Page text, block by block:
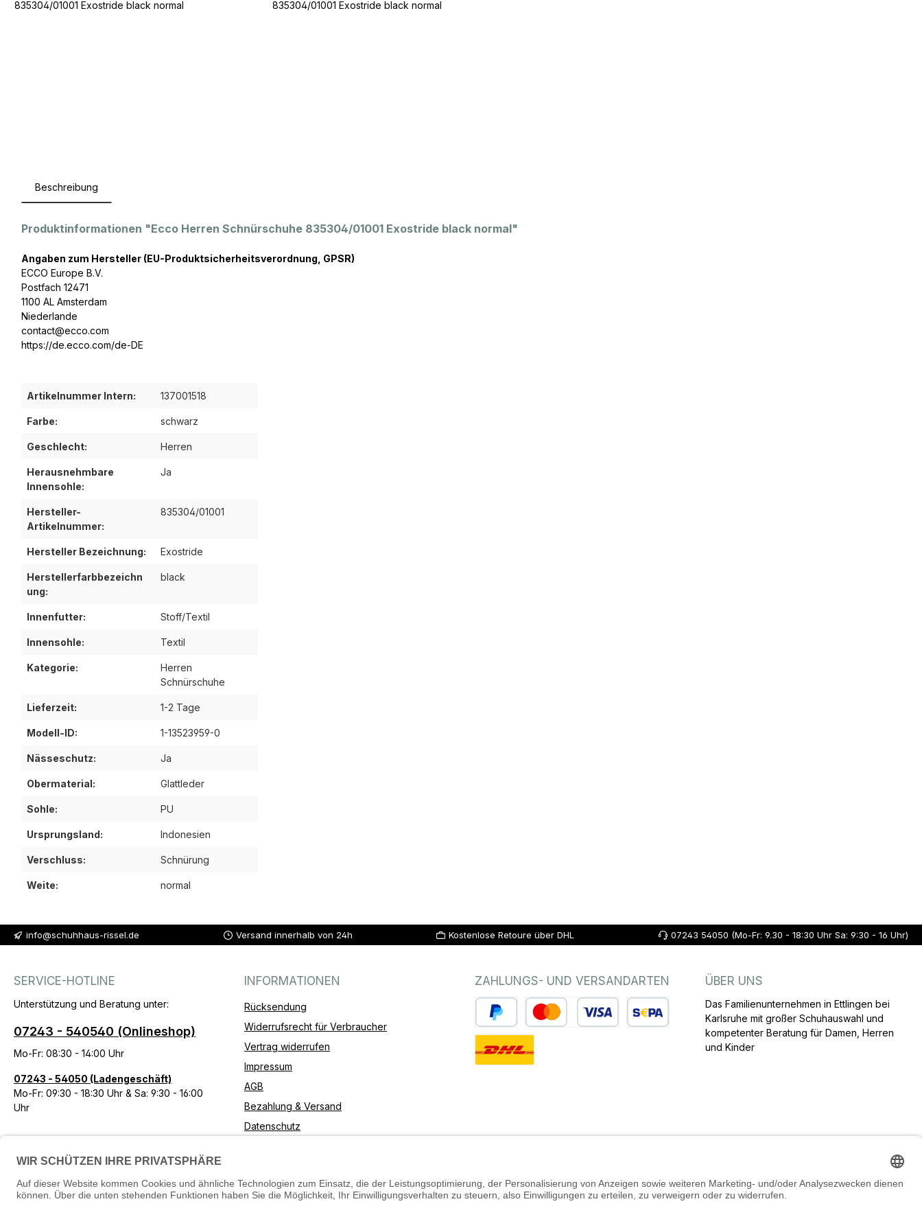
Beschreibung
Produktinformationen "Ecco Herren Schnürschuhe 835304/01001 Exostride black normal"
Angaben zum Hersteller (EU-Produktsicherheitsverordnung, GPSR)
ECCO Europe B.V.
Postfach 12471
1100 AL Amsterdam
Niederlande
contact@ecco.com
https://de.ecco.com/de-DE
Artikelnummer Intern: 137001518
Farbe: schwarz
Geschlecht: Herren
Herausnehmbare
Innensohle:
Ja
Hersteller-
Artikelnummer:
835304/01001
Hersteller Bezeichnung: Exostride
Herstellerfarbbezeichn
ung:
black
Innenfutter: Stoff/Textil
Innensohle: Textil
Kategorie:
Herren
Schnürschuhe
Lieferzeit: 1-2 Tage
Modell-ID: 1-13523959-0
Nässeschutz: Ja
Obermaterial: Glattleder
Sohle: PU
Ursprungsland: Indonesien
Verschluss: Schnürung
Weite: normal
info@schuhhaus-rissel.de Versand innerhalb von 24h Kostenlose Retoure über DHL 07243 54050 (Mo-Fr: 9.30 - 18:30 Uhr Sa: 9:30 - 16 Uhr)
SERVICE-HOTLINE
Unterstützung und Beratung unter:
07243 - 540540 (Onlineshop)
Mo-Fr: 08:30 - 14:00 Uhr
07243 - 54050 (Ladengeschäft)
Mo-Fr: 09:30 - 18:30 Uhr & Sa: 9:30 - 16:00
Uhr
INFORMATIONEN
Rücksendung
Widerrufsrecht für Verbraucher
Vertrag widerrufen
Impressum
AGB
Bezahlung & Versand
Datenschutz
ZAHLUNGS- UND VERSANDARTEN
PayPal Kredit- oder Debitkarte
ÜBER UNS
Das Familienunternehmen in Ettlingen bei
Karlsruhe mit großer Schuhauswahl und
kompetenter Beratung für Damen, Herren
und Kinder